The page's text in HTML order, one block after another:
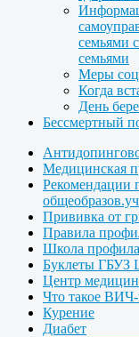
семьями
семьями
Меры
Когда
День
Бессмертный
Медицинская
Рекомендации
Прививка от
Правила
Школа
Буклеты
Центр
Что такое
Курение
Диабет